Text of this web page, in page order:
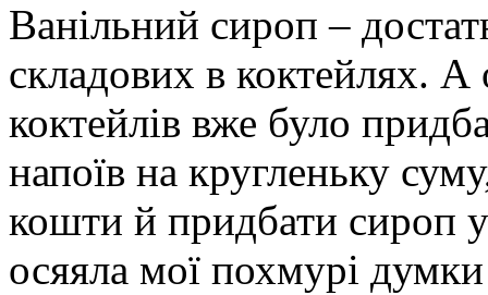
Ванільний сироп –
складових в коктейлях. А
коктейлів вже було
напоїв на кругленьку
кошти й придбати сироп
осяяла мої похмурі